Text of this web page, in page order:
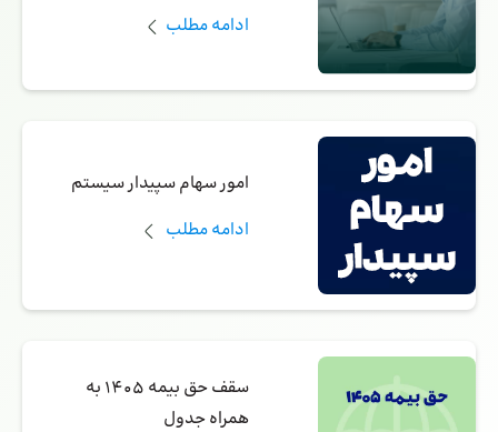
ادامه مطلب
امور سهام سپیدار سیستم
ادامه مطلب
سقف حق بیمه 1405 به
همراه جدول